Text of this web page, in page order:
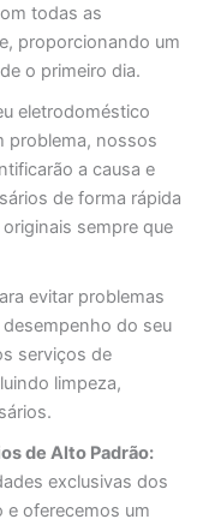
todas as
proporcionando um
o primeiro dia.
eletrodoméstico
problema, nossos
a causa e
de forma rápida
sempre que
evitar problemas
do seu
serviços de
limpeza,
de Alto Padrão:
exclusivas dos
oferecemos um